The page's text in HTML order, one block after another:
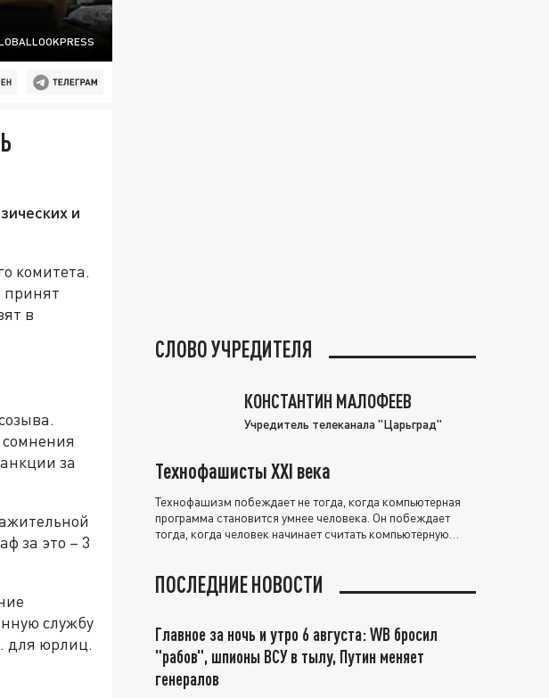
и
комитета.
принят
в
за
за это – 3
службу
для юрлиц.
СЛОВО УЧРЕДИТЕЛЯ
КОНСТАНТИН МАЛОФЕЕВ
Учредитель телеканала "Царьград"
Технофашисты XXI века
Технофашизм побеждает не тогда, когда компьютерная
программа становится умнее человека. Он побеждает
тогда, когда человек начинает считать компьютерную
ПОСЛЕДНИЕ НОВОСТИ
Главное за ночь и утро 6 августа: WB бросил
"рабов", шпионы ВСУ в тылу, Путин меняет
генералов